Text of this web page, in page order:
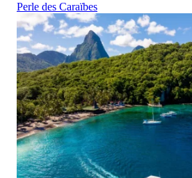
Perle des Caraïbes